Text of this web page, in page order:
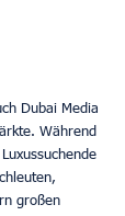
Dubai Media
Während
großen